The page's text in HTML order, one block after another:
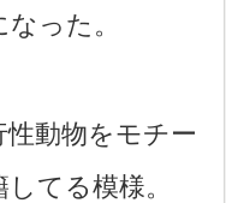
った。
動物をモチー
てる模様。